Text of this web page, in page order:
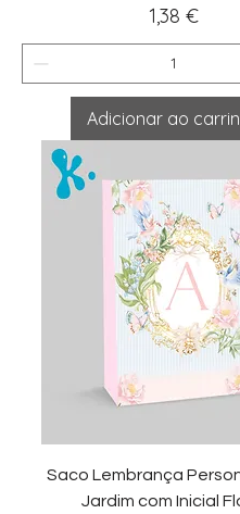
Preço
1,38 €
Adicionar ao
Saco Lembrança
Jardim com Inicial